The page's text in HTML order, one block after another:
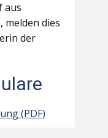
aus
melden dies
der
(PDF)